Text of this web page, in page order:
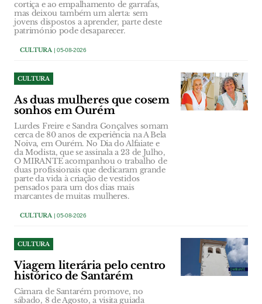
cortiça e ao empalhamento de garrafas,
mas deixou também um alerta: sem
jovens dispostos a aprender, parte deste
património pode desaparecer.
CULTURA| 05-08-2026
CULTURA
As duas mulheres que cosem
sonhos em Ourém
Lurdes Freire e Sandra Gonçalves somam
cerca de 80 anos de experiência na A Bela
Noiva, em Ourém. No Dia do Alfaiate e
da Modista, que se assinala a 23 de Julho,
O MIRANTE acompanhou o trabalho de
duas profissionais que dedicaram grande
parte da vida à criação de vestidos
pensados para um dos dias mais
marcantes de muitas mulheres.
CULTURA| 05-08-2026
CULTURA
Viagem literária pelo centro
histórico de Santarém
Câmara de Santarém promove, no
sábado, 8 de Agosto, a visita guiada